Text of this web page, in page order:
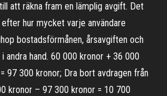
att räkna fram en lämplig avgift. Det
hur mycket varje användare
bostadsförmånen, årsavgiften och
andra hand. 60 000 kronor + 36 000
97 300 kronor; Dra bort avdragen från
kronor – 97 300 kronor = 10 700